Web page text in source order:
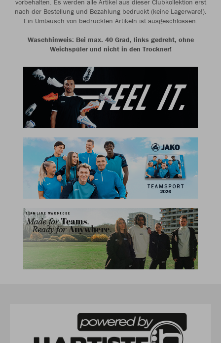
vorbehalten. Es werden alle Artikel aus dieser Clubkollektion erst
nach der Bestellung und Bezahlung bedruckt (keine Lagerware!).
Ein Umtausch von bedruckten Artikeln ist ausgeschlossen.
Waschhinweis: Bei max. 40 Grad, links gedreht, ohne
Weichspüler und nicht in den Trockner!